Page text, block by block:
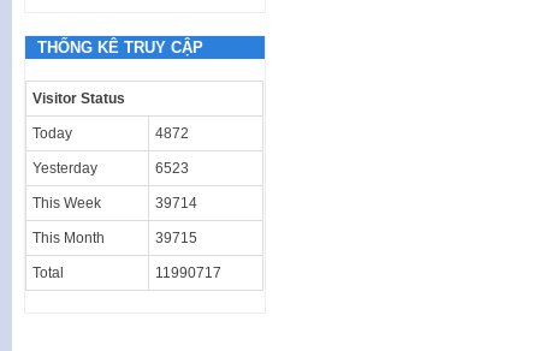
THỐNG KÊ TRUY CẬP
Visitor Status
Today 4872
Yesterday 6523
This Week 39714
This Month 39715
Total 11990717